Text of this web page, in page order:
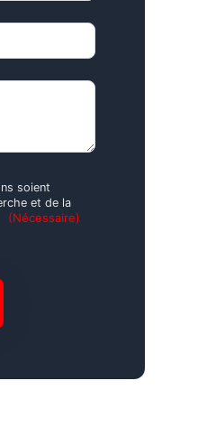
soient
et de la
(Nécessaire)